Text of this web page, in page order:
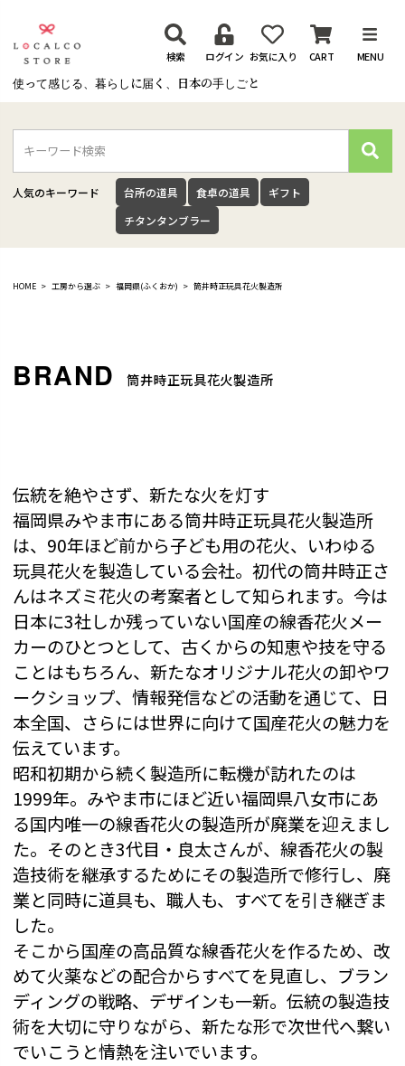
使って感じる、暮らしに届く、日本の手しごと
検索 ログイン お気に入り CART MENU
検
索
人気のキーワード 台所の道具 食卓の道具
ギフト
チタンタンブラー
HOME 工房から選ぶ 福岡県(ふくおか) 筒井時正玩具花火製造所
筒井時正玩具花火製造所
伝統を絶やさず、新たな火を灯す
福岡県みやま市にある筒井時正玩具花火製造所
は、90年ほど前から子ども用の花火、いわゆる
玩具花火を製造している会社。初代の筒井時正さ
んはネズミ花火の考案者として知られます。今は
日本に3社しか残っていない国産の線香花火メー
カーのひとつとして、古くからの知恵や技を守る
ことはもちろん、新たなオリジナル花火の卸やワ
ークショップ、情報発信などの活動を通じて、日
本全国、さらには世界に向けて国産花火の魅力を
伝えています。
昭和初期から続く製造所に転機が訪れたのは
1999年。みやま市にほど近い福岡県八女市にあ
る国内唯一の線香花火の製造所が廃業を迎えまし
た。そのとき3代目・良太さんが、線香花火の製
造技術を継承するためにその製造所で修行し、廃
業と同時に道具も、職人も、すべてを引き継ぎま
した。
そこから国産の高品質な線香花火を作るため、改
めて火薬などの配合からすべてを見直し、ブラン
ディングの戦略、デザインも一新。伝統の製造技
術を大切に守りながら、新たな形で次世代へ繋い
でいこうと情熱を注いでいます。